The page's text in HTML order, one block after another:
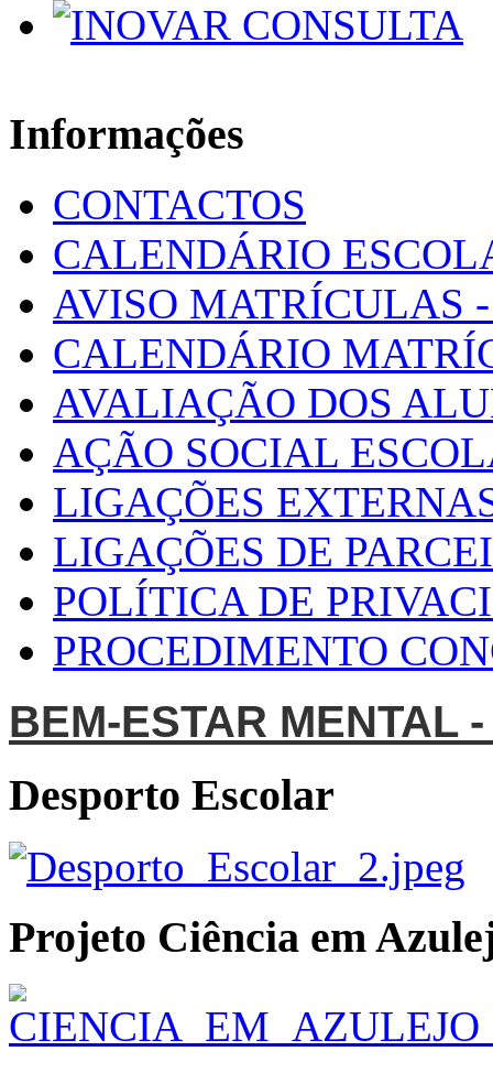
Informações
CONTACTOS
CALENDÁRIO
AVISO MATRÍCULAS
CALENDÁRIO
AVALIAÇÃO DOS
AÇÃO SOCIAL
LIGAÇÕES
LIGAÇÕES DE
POLÍTICA DE
PROCEDIMENTO
BEM-ESTAR MENTAL
Desporto Escolar
Projeto Ciência em